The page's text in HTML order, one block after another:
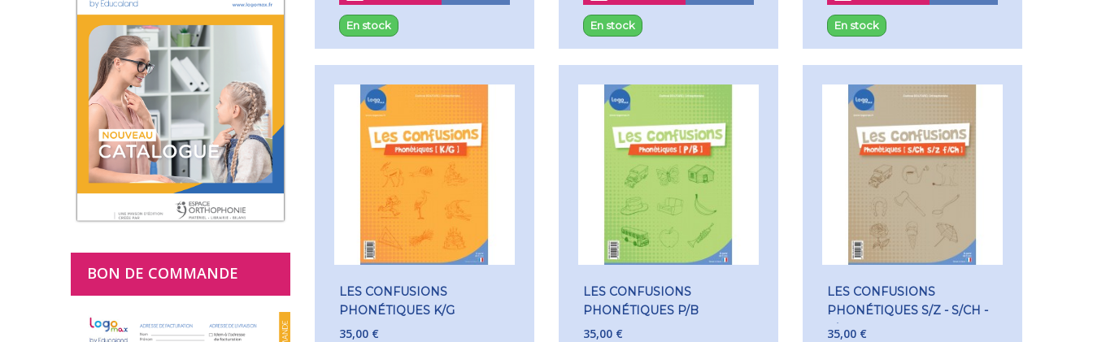
BON DE COMMANDE
En stock En stock En stock
LES CONFUSIONS
PHONÉTIQUES K/G
35,00 €
LES CONFUSIONS
PHONÉTIQUES P/B
35,00 €
LES CONFUSIONS
PHONÉTIQUES S/Z - S/CH -
F/CH
35,00 €